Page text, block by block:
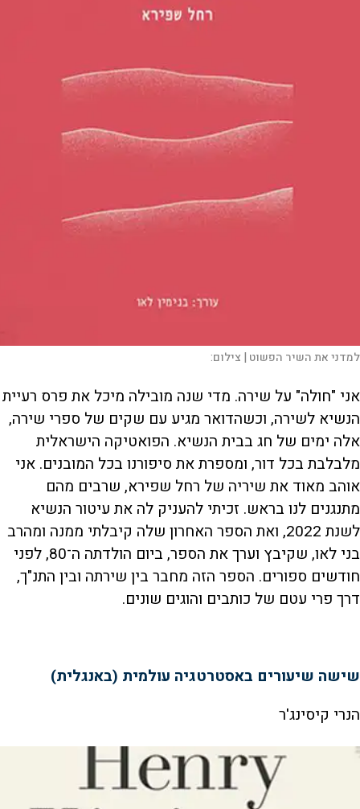
למדני את השיר הפשוט | צילום:
אני "חולה" על שירה. מדי שנה מובילה מיכל את פרס רעיית
הנשיא לשירה, וכשהדואר מגיע עם שקים של ספרי שירה,
אלה ימים של חג בבית הנשיא. הפואטיקה הישראלית
מלבלבת בכל דור, ומספרת את סיפורנו בכל המובנים. אני
אוהב מאוד את שיריה של רחל שפירא, שרבים מהם
מתנגנים לנו בראש. זכיתי להעניק לה את עיטור הנשיא
לשנת 2022, ואת הספר האחרון שלה קיבלתי ממנה ומהרב
בני לאו, שקיבץ וערך את הספר, ביום הולדתה ה־80, לפני
חודשים ספורים. הספר הזה מחבר בין שירתה ובין התנ"ך,
דרך פרי עטם של כותבים והוגים שונים.
שישה שיעורים באסטרטגיה עולמית (באנגלית)
הנרי קיסינג'ר